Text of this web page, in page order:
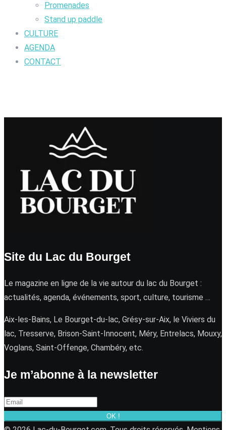
Promenades
Stand up paddle
CULTURE
AGENDA
CONTACT
Site du Lac du Bourget
Le magazine en ligne de la vie autour du lac du Bourget :
actualités, agenda, événements, sport, culture, tourisme …
Aix-les-Bains, Le Bourget-du-lac, Grésy-sur-Aix, le Viviers du
lac, Tresserve, Brison-Saint-Innocent, Méry, Entrelacs, Mouxy,
Voglans, Saint-Offenge, Chambéry, etc.
Je m’abonne à la newsletter
OK !